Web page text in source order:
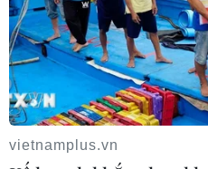
Tin liên quan
vietnamplus.vn